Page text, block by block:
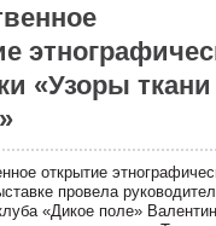
«Узоры
открытие
провела
«Дикое поле»